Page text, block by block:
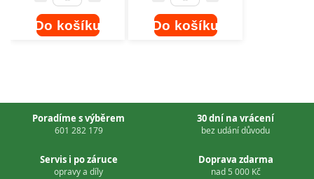
Do košíku Do košíku
Poradíme s výběrem
601 282 179
30 dní na vrácení
bez udání důvodu
Servis i po záruce
opravy a díly
Doprava zdarma
nad 5 000 Kč